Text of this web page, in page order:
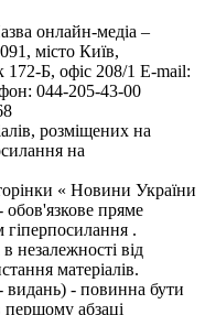
онлайн-медіа –
місто Київ,
Б, офіс 208/1 E-mail:
044-205-43-00
розміщених на
на
« Новини України
обов'язкове пряме
гіперпосилання .
незалежності від
матеріалів.
видань) - повинна бути
першому абзаці